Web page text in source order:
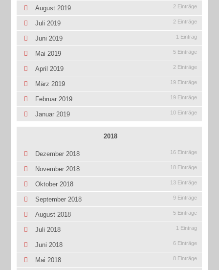
August 2019 2 Einträge
Juli 2019 2 Einträge
Juni 2019 1 Eintrag
Mai 2019 5 Einträge
April 2019 2 Einträge
März 2019 19 Einträge
Februar 2019 19 Einträge
Januar 2019 10 Einträge
2018
Dezember 2018 16 Einträge
November 2018 18 Einträge
Oktober 2018 13 Einträge
September 2018 9 Einträge
August 2018 5 Einträge
Juli 2018 1 Eintrag
Juni 2018 6 Einträge
Mai 2018 8 Einträge